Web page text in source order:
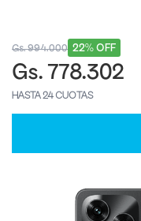
22% OFF
Gs. 994.000
Gs. 778.302
HASTA 24 CUOTAS